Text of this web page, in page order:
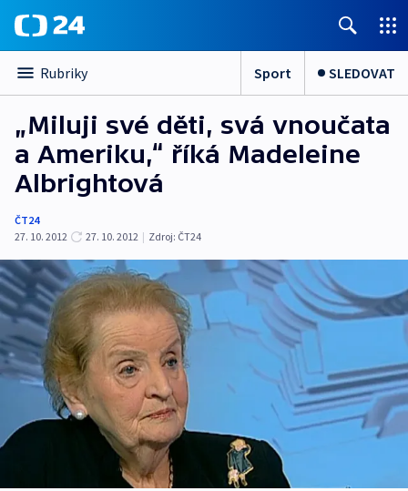
Rubriky Sport SLEDOVAT
„Miluji své děti, svá vnoučata
a Ameriku,“ říká Madeleine
Albrightová
ČT24
27. 10. 2012
27. 10. 2012 | Zdroj: ČT24